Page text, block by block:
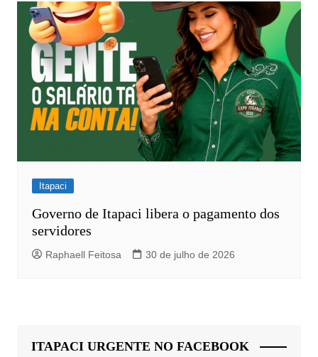
Itapaci
Governo de Itapaci libera o pagamento dos
servidores
Raphaell Feitosa 30 de julho de 2026
ITAPACI URGENTE NO FACEBOOK